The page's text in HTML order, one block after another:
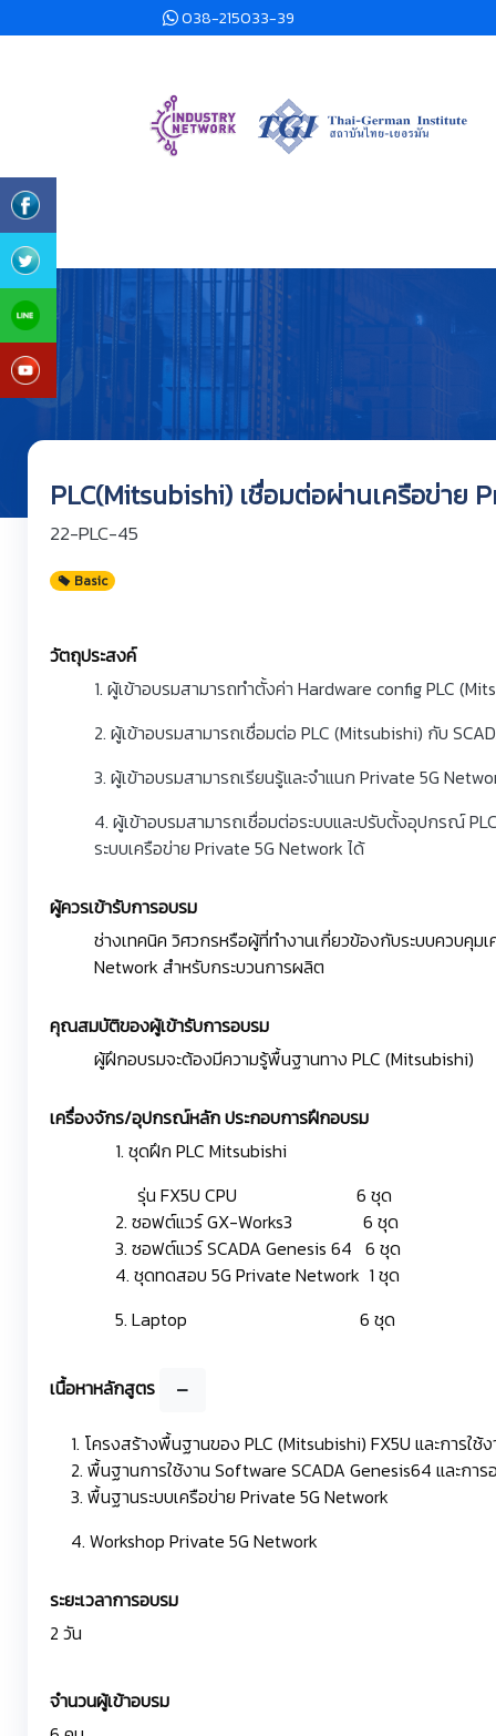
038-215033-39
PLC(Mitsubishi) เชื่อมต่อผ่านเครือข่าย
22-PLC-45
Basic
วัตถุประสงค์
1. ผู้เข้าอบรมสามารถทำตั้งค่า Hardware config PLC
2. ผู้เข้าอบรมสามารถเชื่อมต่อ PLC (Mitsubishi) กับ
3. ผู้เข้าอบรมสามารถเรียนรู้และจำแนก Private 5G
4. ผู้เข้าอบรมสามารถเชื่อมต่อระบบและปรับตั้งอุปกรณ์
ระบบเครือข่าย Private 5G Network ได้
ผู้ควรเข้ารับการอบรม
ช่างเทคนิค วิศวกรหรือผู้ที่ทำงานเกี่ยวข้องกับระบบควบคุมเ
Network สำหรับกระบวนการผลิต
คุณสมบัติของผู้เข้ารับการอบรม
ผู้ฝึกอบรมจะต้องมีความรู้พื้นฐานทาง PLC (Mitsubishi)
เครื่องจักร/อุปกรณ์หลัก ประกอบการฝึกอบรม
1. ชุดฝึก PLC Mitsubishi
รุ่น FX5U CPU 6 ชุด
2. ซอฟต์แวร์ GX-Works3 6 ชุด
3. ซอฟต์แวร์ SCADA Genesis 64 6 ชุด
4. ชุดทดสอบ 5G Private Network 1 ชุด
5. Laptop 6 ชุด
เนื้อหาหลักสูตร
1. โครงสร้างพื้นฐานของ PLC (Mitsubishi) FX5U และการใ
2. พื้นฐานการใช้งาน Software SCADA Genesis64 และกา
3. พื้นฐานระบบเครือข่าย Private 5G Network
4. Workshop Private 5G Network
ระยะเวลาการอบรม
2 วัน
จำนวนผู้เข้าอบรม